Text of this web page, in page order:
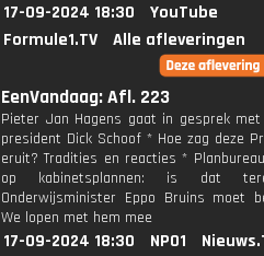
17-09-2024 18:30
YouTube
Formule1.TV
Alle afleveringen
EenVandaag: Afl. 223
Pieter Jan Hagens gaat in gesprek
president Dick Schoof * Hoe zag deze
eruit? Tradities en reacties *
op kabinetsplannen: is dat
Onderwijsminister Eppo Bruins moet
We lopen met hem mee
17-09-2024 18:30 NPO1